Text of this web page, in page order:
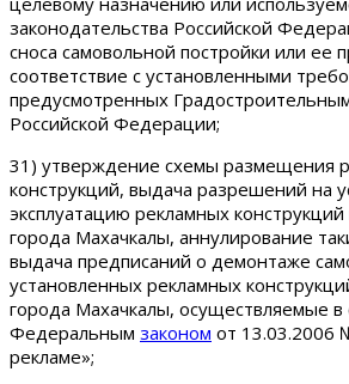
законодательства Российской
сноса самовольной постройки или ее
соответствие с установленными
предусмотренных
Российской Федерации;
31) утверждение схемы размещения
конструкций, выдача разрешений на
эксплуатацию рекламных
города Махачкалы, аннулирование
выдача предписаний о демонтаже
установленных рекламных
города Махачкалы, осуществляемые в
Федеральным законом от
рекламе»;